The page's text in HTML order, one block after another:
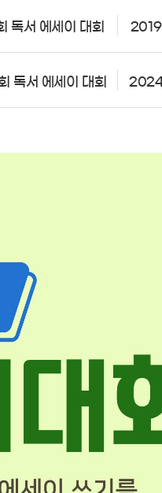
독서 에세이 대회 2019
독서 에세이 대회 2024